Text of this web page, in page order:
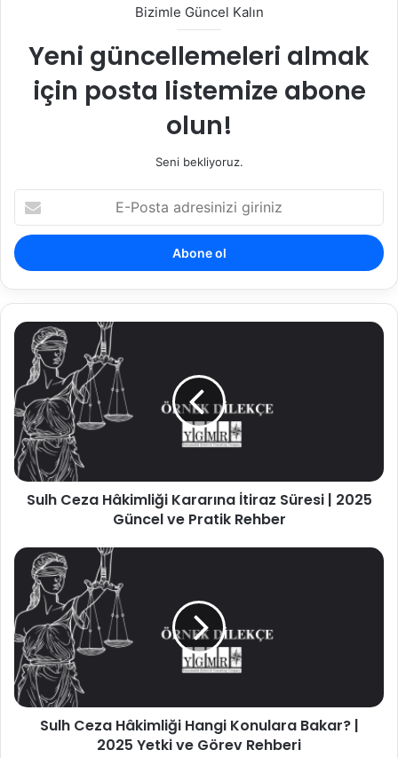
Bizimle Güncel Kalın
Yeni güncellemeleri almak
için posta listemize abone
olun!
Seni bekliyoruz.
Posta
adresinizi
giriniz
Sulh
Ceza
Hâkimliği
Kararına
İtiraz
Süresi
2025
Güncel
Sulh Ceza Hâkimliği Kararına İtiraz Süresi | 2025
Güncel ve Pratik Rehber
Sulh
Ceza
Hâkimliği
Hangi
Konulara
Bakar?
2025
Yetki
Sulh Ceza Hâkimliği Hangi Konulara Bakar? |
2025 Yetki ve Görev Rehberi